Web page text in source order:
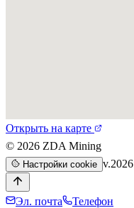
Открыть на карте
© 2026 ZDA Mining
Настройки cookie v.2026
Эл. почта Телефон